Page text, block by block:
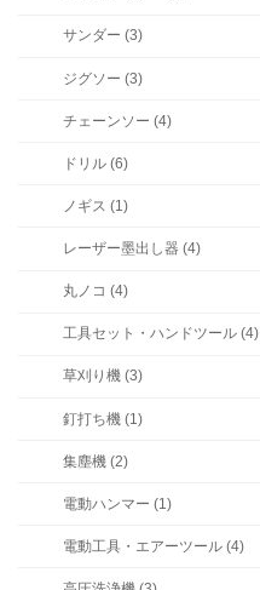
サンダー (3)
ジグソー (3)
チェーンソー (4)
ドリル (6)
ノギス (1)
レーザー墨出し器 (4)
丸ノコ (4)
工具セット・ハンドツール (4)
草刈り機 (3)
釘打ち機 (1)
集塵機 (2)
電動ハンマー (1)
電動工具・エアーツール (4)